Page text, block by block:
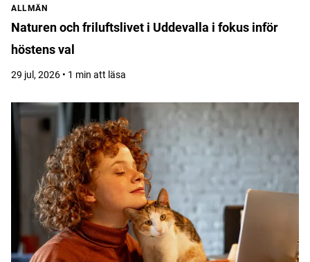
ALLMÄN
Naturen och friluftslivet i Uddevalla i fokus inför
höstens val
29 jul, 2026 • 1 min att läsa